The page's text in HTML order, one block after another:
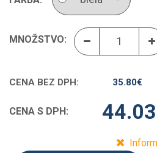
MNOŽSTVO:
CENA BEZ DPH: 35.80€
CENA S DPH: 44.03